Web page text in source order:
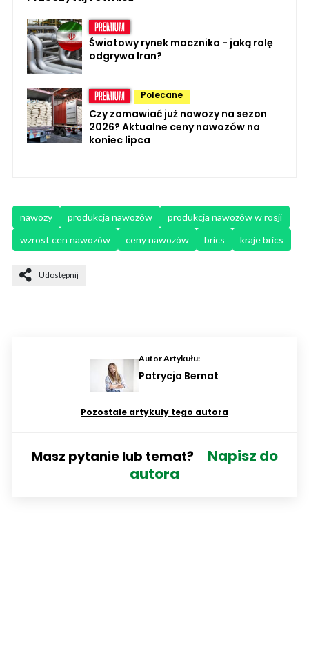
Światowy rynek mocznika - jaką rolę
odgrywa Iran?
Polecane
Czy zamawiać już nawozy na sezon
2026? Aktualne ceny nawozów na
koniec lipca
nawozy produkcja nawozów
produkcja nawozów w rosji
wzrost cen nawozów
ceny nawozów brics kraje brics
Udostępnij
Autor Artykułu:
Patrycja Bernat
Pozostałe artykuły tego autora
Masz pytanie lub temat?
Napisz do
autora